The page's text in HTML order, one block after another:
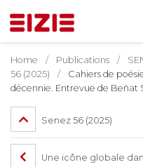
Home Publications
56 (2025)
Cahiers de
décennie. Entrevue de Beñat
Senez 56 (2025)
Une icône globale